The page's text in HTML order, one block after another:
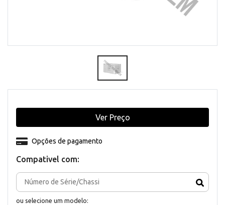
Compativel com:
ou selecione um modelo:
Opções de pagamento
Ver Preço